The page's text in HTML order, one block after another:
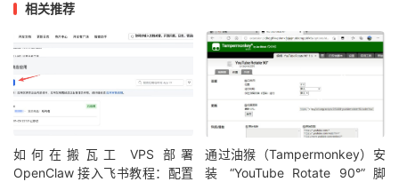
相关推荐
如何在搬瓦工 VPS 部署
OpenClaw 接入飞书教程：配置
通过油猴（Tampermonkey）安
装 “YouTube Rotate 90°” 脚